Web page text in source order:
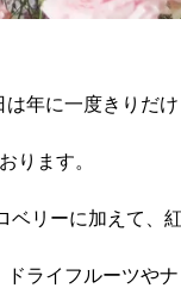
年に一度きりだけ
ります。
ベリーに加えて、紅
ドライフルーツやナ